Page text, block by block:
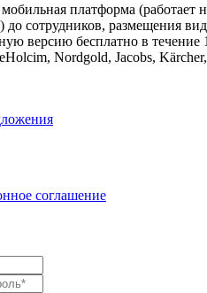
платформа (работает
до сотрудников, размещения
версию бесплатно в
Nordgold, Jacobs,
соглашение